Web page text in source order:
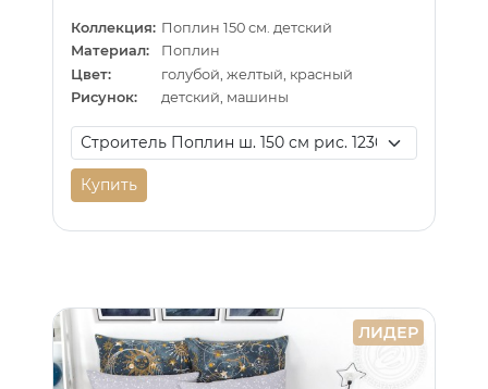
Коллекция: Поплин 150 см. детский
Материал:
Поплин
Цвет:
голубой, желтый, красный
Рисунок:
детский, машины
Купить
ЛИДЕР